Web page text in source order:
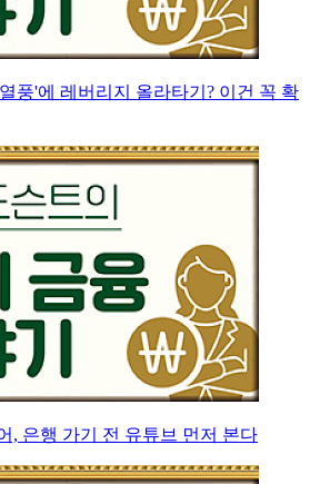
풍'에 레버리지 올라타기? 이건 꼭 확
, 은행 가기 전 유튜브 먼저 본다